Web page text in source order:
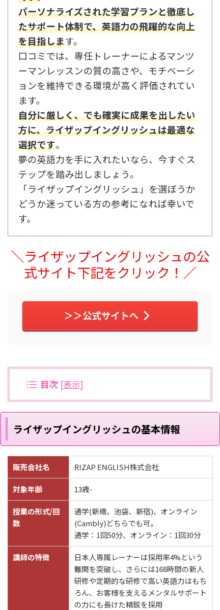
パーソナライズされた学習プランと徹底し
たサポート体制で、英語力の飛躍的な向上
を目指します。
口コミでは、専任トレーナーによるマンツ
ーマンレッスンの質の高さや、モチベーシ
ョンを維持できる環境が高く評価されてい
ます。
自分に厳しく、でも確実に成果を出したい
方に、ライザップイングリッシュは最適な
選択です。
夢の英語力を手に入れたいなら、今すぐス
テップを踏み出しましょう。
「ライザップイングリッシュ」を選ぼうか
どうか迷っている方の参考になれば幸いで
す。
＼ライザップイングリッシュの公
式サイト下記をクリック！／
＞＞公式サイトへ
目次 [表示]
ライザップイングリッシュの基本情報
販売会社名 RIZAP ENGLISH株式会社
対象年齢 13歳-
授業の形式/回
数
通学(新橋、池袋、新宿)、オンライン
(Cambly)どちらでも可。
通学：1回50分、オンライン：1回30分
講師の特徴
日本人専属レーナーは採用率4%という
難関を突破し、さらには168時間の新人
研修や定期的な研修で高い英語力はもち
ろん、お客様を支えるメンタルサポート
の力にも長けた精鋭を採用